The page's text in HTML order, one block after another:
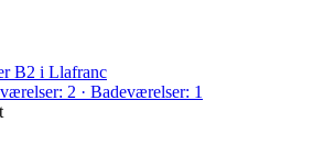
B2 i Llafranc
2 · Badeværelser: 1